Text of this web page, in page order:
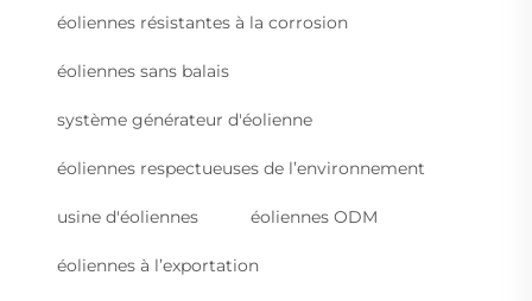
éoliennes résistantes à la corrosion
éoliennes sans balais
système générateur d'éolienne
éoliennes respectueuses de l’environnement
usine d'éoliennes éoliennes ODM
éoliennes à l’exportation